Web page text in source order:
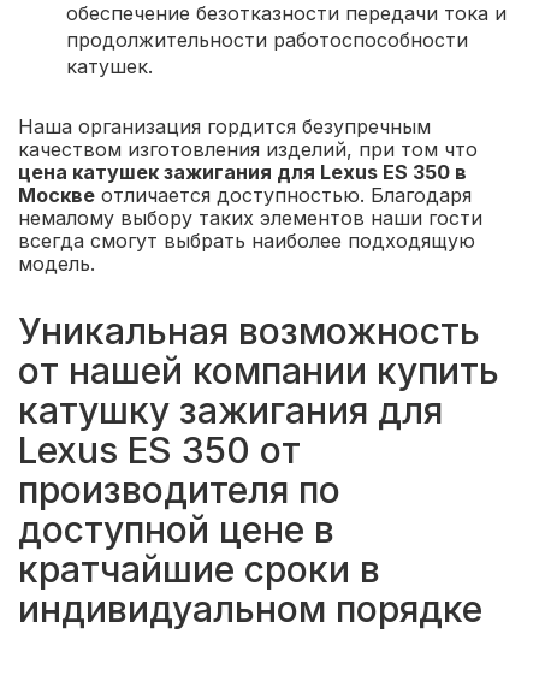
обеспечение безотказности передачи тока и
продолжительности работоспособности
катушек.
Наша организация гордится безупречным
качеством изготовления изделий, при том что
цена катушек зажигания для Lexus ES 350 в
Москве отличается доступностью. Благодаря
немалому выбору таких элементов наши гости
всегда смогут выбрать наиболее подходящую
модель.
Уникальная возможность
от нашей компании купить
катушку зажигания для
Lexus ES 350 от
производителя по
доступной цене в
кратчайшие сроки в
индивидуальном порядке